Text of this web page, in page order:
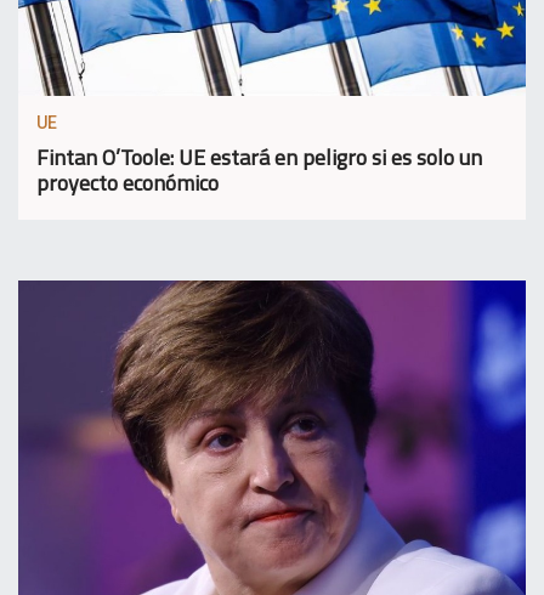
UE
Fintan O’Toole: UE estará en peligro si es solo un
proyecto económico